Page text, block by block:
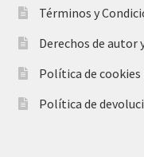
Términos y
Derechos de autor
Política de cookies
Política de